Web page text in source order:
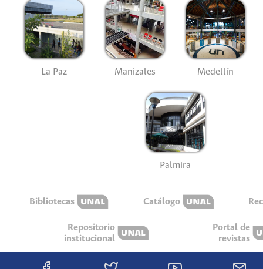
La Paz Manizales Medellín
Palmira
Bibliotecas Catálogo
Repositorio
institucional
Portal de
revistas